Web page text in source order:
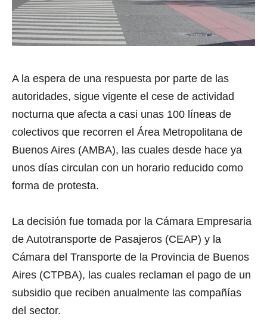
A la espera de una respuesta por parte de las
autoridades, sigue vigente el cese de actividad
nocturna que afecta a casi unas 100 líneas de
colectivos que recorren el Área Metropolitana de
Buenos Aires (AMBA), las cuales desde hace ya
unos días circulan con un horario reducido como
forma de protesta.
La decisión fue tomada por la Cámara Empresaria
de Autotransporte de Pasajeros (CEAP) y la
Cámara del Transporte de la Provincia de Buenos
Aires (CTPBA), las cuales reclaman el pago de un
subsidio que reciben anualmente las compañías
del sector.